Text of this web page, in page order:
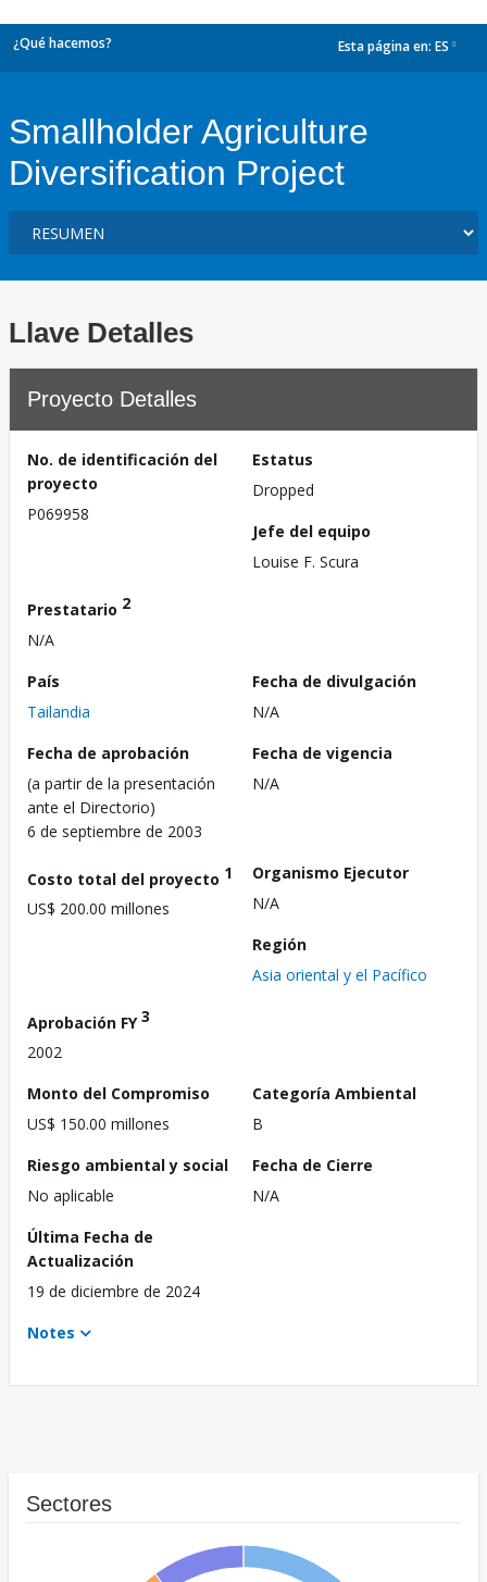
¿Qué hacemos? Esta página en: ES
Smallholder Agriculture
Diversification Project
Llave Detalles
Proyecto Detalles
No. de identificación del
proyecto
P069958
Estatus
Dropped
Jefe del equipo
Louise F. Scura
Prestatario 2
N/A
País
Tailandia
Fecha de divulgación
N/A
Fecha de aprobación
(a partir de la presentación
ante el Directorio)
6 de septiembre de 2003
Fecha de vigencia
N/A
Costo total del proyecto 1
US$ 200.00 millones
Organismo Ejecutor
N/A
Región
Asia oriental y el Pacífico
Aprobación FY3
2002
Monto del Compromiso
US$ 150.00 millones
Categoría Ambiental
B
Riesgo ambiental y social
No aplicable
Fecha de Cierre
N/A
Última Fecha de
Actualización
19 de diciembre de 2024
Notes
Sectores